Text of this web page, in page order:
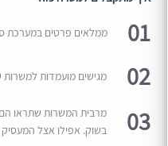
01 ממלאים פרטים במערכת
02 מגישים מועמדות
03
מרבית המשרות שתראו
בשוק. אפילו אצל המעסיק